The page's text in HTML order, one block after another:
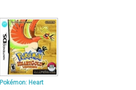
Pokémon: Heart